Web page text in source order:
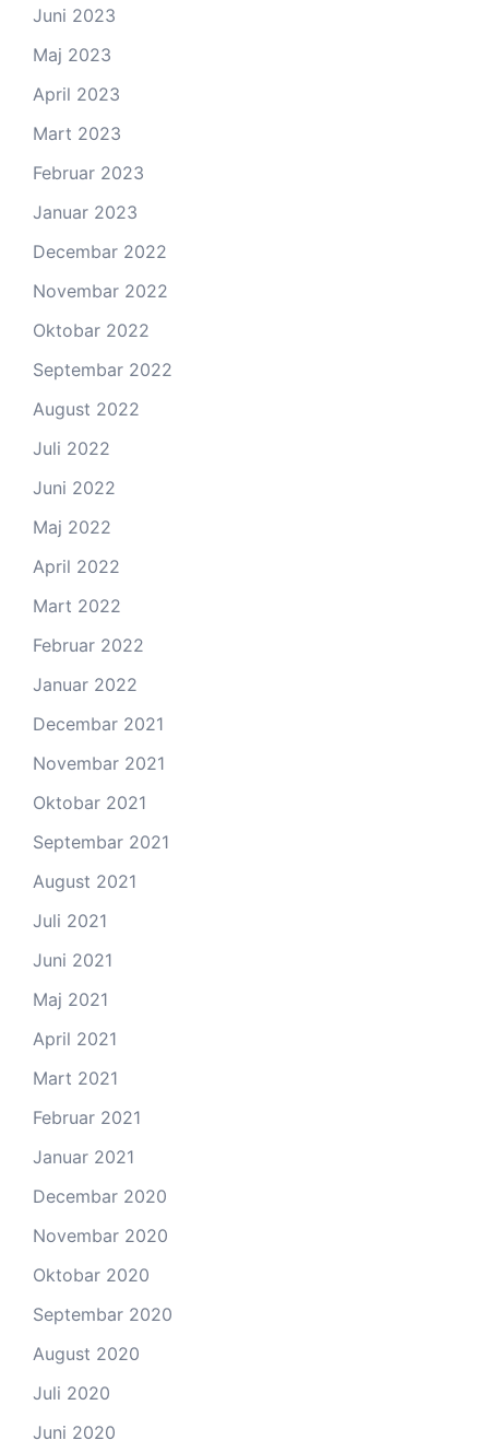
Juni 2023
Maj 2023
April 2023
Mart 2023
Februar 2023
Januar 2023
Decembar 2022
Novembar 2022
Oktobar 2022
Septembar 2022
August 2022
Juli 2022
Juni 2022
Maj 2022
April 2022
Mart 2022
Februar 2022
Januar 2022
Decembar 2021
Novembar 2021
Oktobar 2021
Septembar 2021
August 2021
Juli 2021
Juni 2021
Maj 2021
April 2021
Mart 2021
Februar 2021
Januar 2021
Decembar 2020
Novembar 2020
Oktobar 2020
Septembar 2020
August 2020
Juli 2020
Juni 2020